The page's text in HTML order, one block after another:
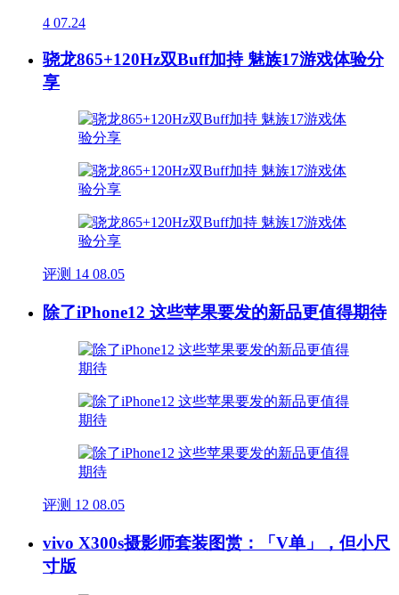
4 07.24
骁龙865+120Hz双Buff加持 魅族17游戏体验分
享
评测 14 08.05
除了iPhone12 这些苹果要发的新品更值得期待
评测 12 08.05
vivo X300s摄影师套装图赏：「V单」，但小尺
寸版